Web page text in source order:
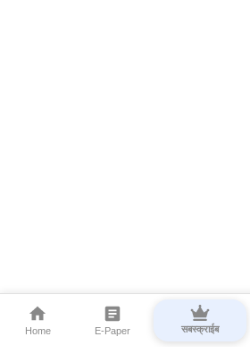
Home E-Paper सबस्क्राईब